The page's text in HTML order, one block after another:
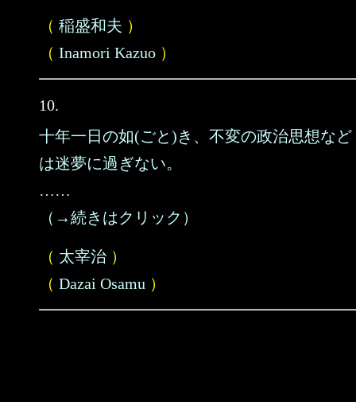
（ 稲盛和夫 ）
（ Inamori Kazuo ）
10.
十年一日の如(ごと)き、不変の政治思想など
は迷夢に過ぎない。
……
（→続きはクリック）
（ 太宰治 ）
（ Dazai Osamu ）